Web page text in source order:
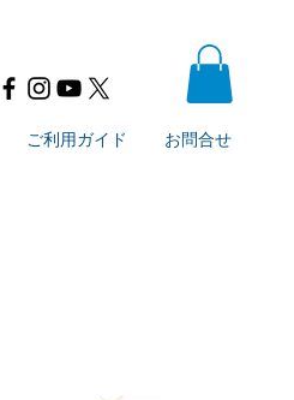
ご利用ガイド お問合せ